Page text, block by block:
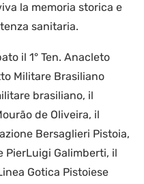
la memoria storica e
sanitaria.
il 1° Ten. Anacleto
Militare Brasiliano
brasiliano, il
de Oliveira, il
Bersaglieri Pistoia,
PierLuigi Galimberti, il
Gotica Pistoiese